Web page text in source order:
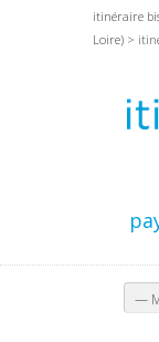
itinéraire
Loire) >
—